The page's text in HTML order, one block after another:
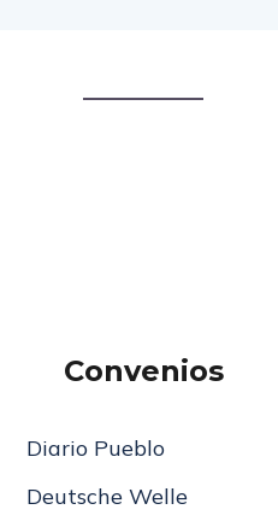
Convenios
Diario Pueblo
Deutsche Welle